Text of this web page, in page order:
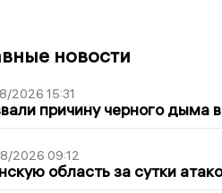
новости
2026 15:31
причину черного дыма
2026 09:12
область за сутки